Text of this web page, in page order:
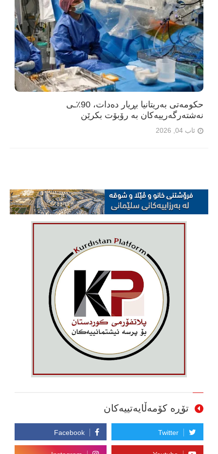
حکومەتی بەریتانیا بڕیار دەدات، 90٪ـی
نەشتەرگەرییەکان بە رۆبۆت بکرێن
ئاب 04, 2026
تۆڕە کۆمەڵایەتییەکان